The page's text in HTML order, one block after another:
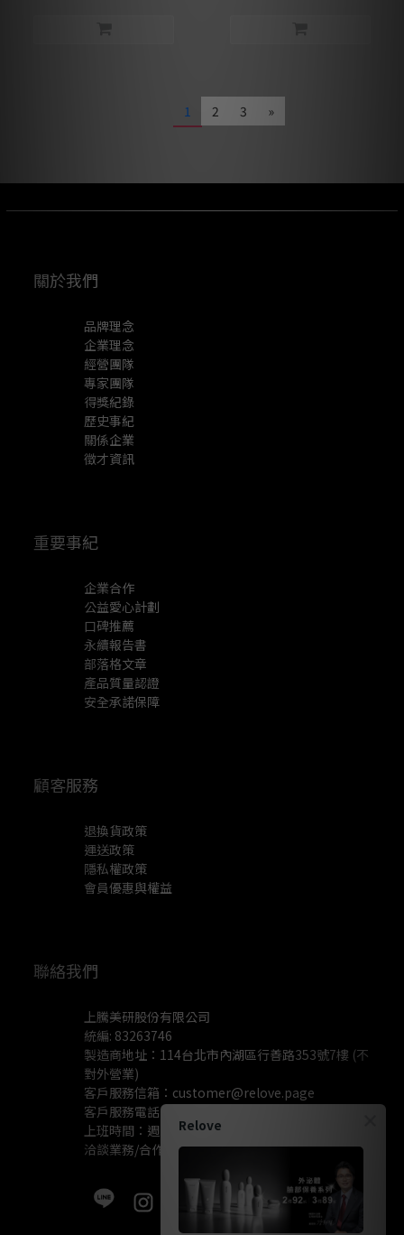
1 2 3 »
關於我們
品牌理念
企業理念
經營團隊
專家團隊
得獎紀錄
歷史事紀
關係企業
徵才資訊
重要事紀
企業合作
公益愛心計劃
口碑推薦
永續報告書
部落格文章
產品質量認證
安全承諾保障
顧客服務
退換貨政策
運送政策
隱私權政策
會員優惠與權益
聯絡我們
上騰美研股份有限公司
統編: 83263746
製造商地址：114台北市內湖區行善路353號7樓 (不
對外營業)
客戶服務信箱： customer@relove.page
客戶服務電話：
上班時間：週一至週五 10:30~18:30
洽談業務/合作資訊：pr@relove.page
Relove